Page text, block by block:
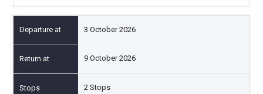
3 October 2026
9 October 2026
2 Stops